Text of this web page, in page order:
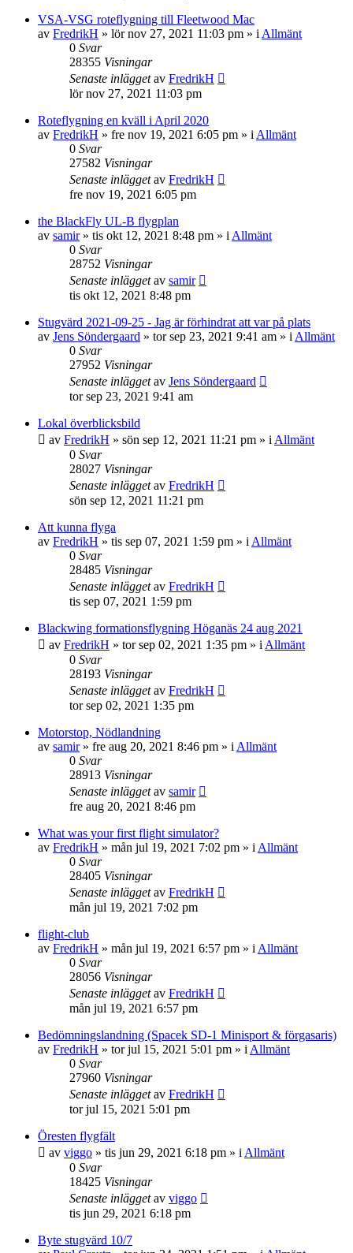
VSA-VSG roteflygning till Fleetwood Mac
av FredrikH » lör nov 27, 2021 11:03 pm » i Allmänt
0 Svar
28355 Visningar
Senaste inläggetav FredrikH
lör nov 27, 2021 11:03 pm
Roteflygning en kväll i April 2020
av FredrikH » fre nov 19, 2021 6:05 pm » i Allmänt
0 Svar
27582 Visningar
Senaste inläggetav FredrikH
fre nov 19, 2021 6:05 pm
the BlackFly UL-B flygplan
av samir» tis okt 12, 2021 8:48 pm » i Allmänt
0 Svar
28752 Visningar
Senaste inläggetav samir
tis okt 12, 2021 8:48 pm
Stugvärd 2021-09-25 - Jag är förhindrat att var på plats
av Jens Söndergaard » tor sep 23, 2021 9:41 am » i Allmänt
0 Svar
27952 Visningar
Senaste inläggetav Jens Söndergaard
tor sep 23, 2021 9:41 am
Lokal överblicksbild
av FredrikH » sön sep 12, 2021 11:21 pm » i Allmänt
0 Svar
28027 Visningar
Senaste inläggetav FredrikH
sön sep 12, 2021 11:21 pm
Att kunna flyga
av FredrikH » tis sep 07, 2021 1:59 pm » i Allmänt
0 Svar
28485 Visningar
Senaste inläggetav FredrikH
tis sep 07, 2021 1:59 pm
Blackwing formationsflygning Höganäs 24 aug 2021
av FredrikH » tor sep 02, 2021 1:35 pm » i Allmänt
0 Svar
28193 Visningar
Senaste inläggetav FredrikH
tor sep 02, 2021 1:35 pm
Motorstop, Nödlandning
av samir» fre aug 20, 2021 8:46 pm » i Allmänt
0 Svar
28913 Visningar
Senaste inläggetav samir
fre aug 20, 2021 8:46 pm
What was your first flight simulator?
av FredrikH » mån jul 19, 2021 7:02 pm » i Allmänt
0 Svar
28405 Visningar
Senaste inläggetav FredrikH
mån jul 19, 2021 7:02 pm
flight-club
av FredrikH » mån jul 19, 2021 6:57 pm » i Allmänt
0 Svar
28056 Visningar
Senaste inläggetav FredrikH
mån jul 19, 2021 6:57 pm
Bedömningslandning (Spacek SD-1 Minisport & förgasaris)
av FredrikH » tor jul 15, 2021 5:01 pm » i Allmänt
0 Svar
27960 Visningar
Senaste inläggetav FredrikH
tor jul 15, 2021 5:01 pm
Öresten flygfält
av viggo » tis jun 29, 2021 6:18 pm » i Allmänt
0 Svar
18425 Visningar
Senaste inläggetav viggo
tis jun 29, 2021 6:18 pm
Byte stugvärd 10/7